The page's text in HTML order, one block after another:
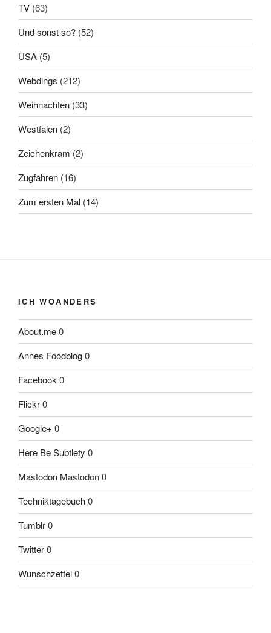
TV (63)
Und sonst so? (52)
USA (5)
Webdings (212)
Weihnachten (33)
Westfalen (2)
Zeichenkram (2)
Zugfahren (16)
Zum ersten Mal (14)
ICH WOANDERS
About.me0
Annes Foodblog0
Facebook0
Flickr0
Google+ 0
Here Be Subtlety 0
Mastodon Mastodon 0
Techniktagebuch0
Tumblr0
Twitter0
Wunschzettel0